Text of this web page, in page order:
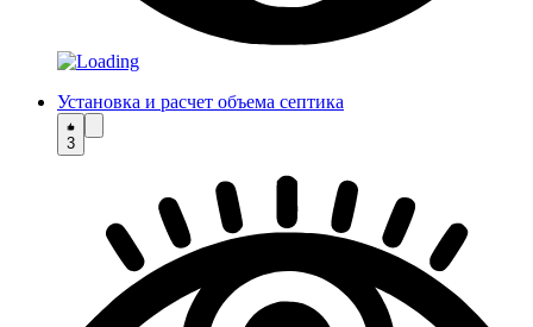
Установка и расчет объема септика
3